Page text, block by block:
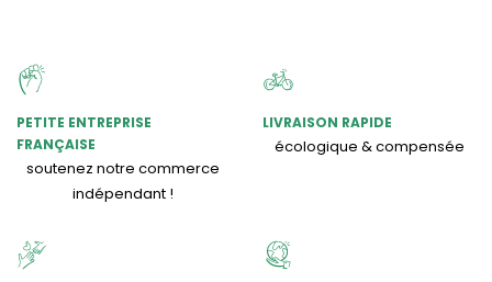
PETITE ENTREPRISE
FRANÇAISE
soutenez notre commerce
indépendant !
LIVRAISON RAPIDE
écologique & compensée